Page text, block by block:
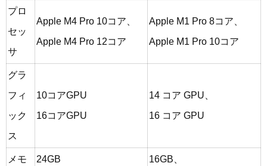
プロ
セッ
サ
Apple M4 Pro 10コア、
Apple M4 Pro 12コア
Apple M1 Pro 8コア、
Apple M1 Pro 10コア
グラ
フィ
ック
ス
10コアGPU
16コアGPU
14 コア GPU、
16 コア GPU
メモ
24GB
16GB、